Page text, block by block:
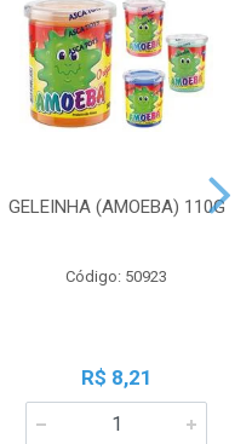
GELEINHA (AMOEBA) 110G
Código: 50923
R$ 8,21